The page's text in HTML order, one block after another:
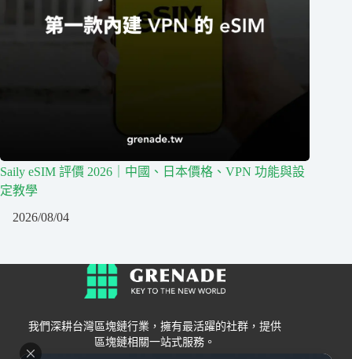
Saily eSIM 評價 2026｜中國、日本價格、VPN 功能與設
定教學
2026/08/04
我們深耕台灣區塊鏈行業，擁有最活躍的社群，提供
區塊鏈相關一站式服務。